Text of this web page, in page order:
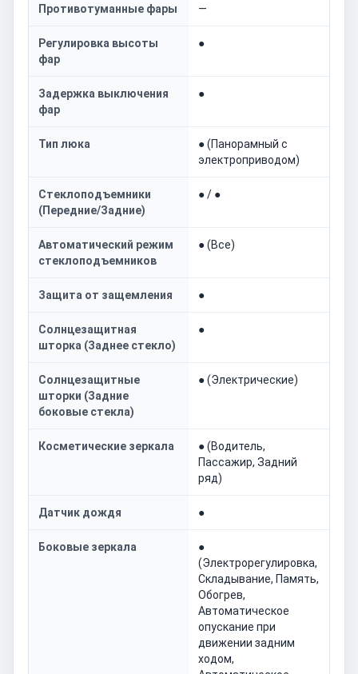
Противотуманные фары —
Регулировка высоты
фар
●
Задержка выключения
фар
●
Тип люка
● (Панорамный с
электроприводом)
Стеклоподъемники
(Передние/Задние)
● / ●
Автоматический режим
стеклоподъемников
● (Все)
Защита от защемления ●
Солнцезащитная
шторка (Заднее стекло)
●
Солнцезащитные
шторки (Задние
боковые стекла)
● (Электрические)
Косметические зеркала
● (Водитель,
Пассажир, Задний
ряд)
Датчик дождя ●
Боковые зеркала
●
(Электрорегулировка,
Складывание, Память,
Обогрев,
Автоматическое
опускание при
движении задним
ходом,